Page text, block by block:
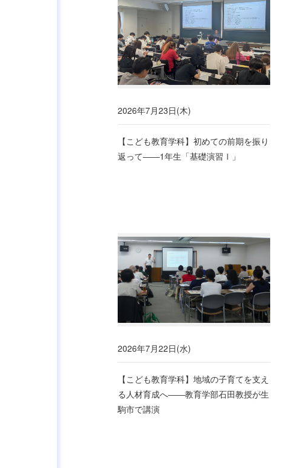
2026年7月23日(木)
【こども教育学科】初めての前期を振り
返って――1年生「基礎演習Ⅰ」
2026年7月22日(水)
【こども教育学科】地域の子育てを支え
る人材育成へ――教育学部石田教授が生
駒市で講演